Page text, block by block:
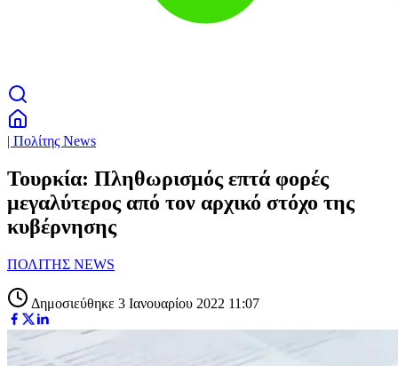
| Πολίτης News
Τουρκία: Πληθωρισμός επτά φορές
μεγαλύτερος από τον αρχικό στόχο της
κυβέρνησης
ΠΟΛΙΤΗΣ NEWS
Δημοσιεύθηκε 3 Ιανουαρίου 2022 11:07